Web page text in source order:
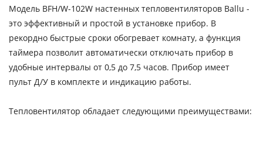
Модель BFH/W-102W настенных тепловентиляторов Ballu -
это эффективный и простой в установке прибор. В
рекордно быстрые сроки обогревает комнату, а функция
таймера позволит автоматически отключать прибор в
удобные интервалы от 0,5 до 7,5 часов. Прибор имеет
пульт Д/У в комплекте и индикацию работы.
Тепловентилятор обладает следующими преимуществами: